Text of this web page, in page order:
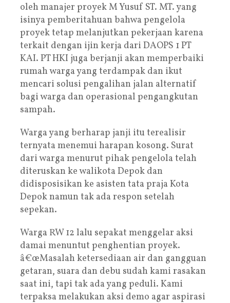
oleh manajer proyek M Yusuf ST. MT. yang
isinya pemberitahuan bahwa pengelola
proyek tetap melanjutkan pekerjaan karena
terkait dengan ijin kerja dari DAOPS 1 PT
KAI. PT HKI juga berjanji akan memperbaiki
rumah warga yang terdampak dan ikut
mencari solusi pengalihan jalan alternatif
bagi warga dan operasional pengangkutan
sampah.
Warga yang berharap janji itu terealisir
ternyata menemui harapan kosong. Surat
dari warga menurut pihak pengelola telah
diteruskan ke walikota Depok dan
didisposisikan ke asisten tata praja Kota
Depok namun tak ada respon setelah
sepekan.
Warga RW 12 lalu sepakat menggelar aksi
damai menuntut penghentian proyek.
â€œMasalah ketersediaan air dan gangguan
getaran, suara dan debu sudah kami rasakan
saat ini, tapi tak ada yang peduli. Kami
terpaksa melakukan aksi demo agar aspirasi